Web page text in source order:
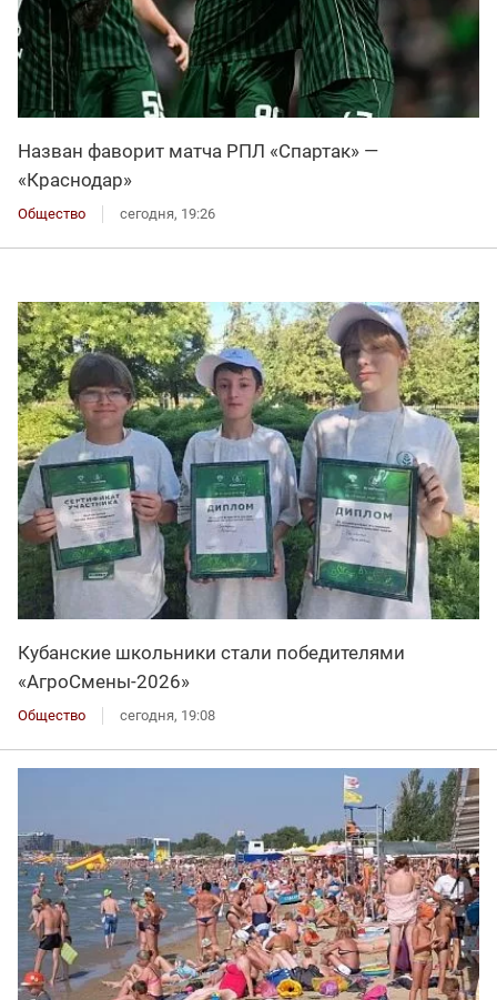
Назван фаворит матча РПЛ «Спартак» —
«Краснодар»
Общество сегодня, 19:26
Кубанские школьники стали победителями
«АгроСмены-2026»
Общество сегодня, 19:08